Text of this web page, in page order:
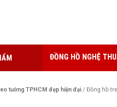
ĐỒNG HỒ NGHỆ
tường TPHCM đẹp hiện đại / Đồng hồ